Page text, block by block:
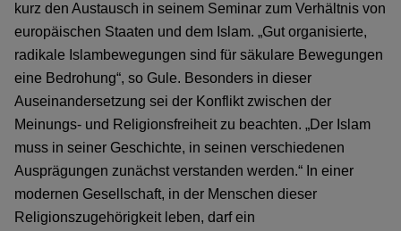
kurz den Austausch in seinem Seminar zum Verhältnis von
europäischen Staaten und dem Islam. „Gut organisierte,
radikale Islambewegungen sind für säkulare Bewegungen
eine Bedrohung“, so Gule. Besonders in dieser
Auseinandersetzung sei der Konflikt zwischen der
Meinungs- und Religionsfreiheit zu beachten. „Der Islam
muss in seiner Geschichte, in seinen verschiedenen
Ausprägungen zunächst verstanden werden.“ In einer
modernen Gesellschaft, in der Menschen dieser
Religionszugehörigkeit leben, darf ein